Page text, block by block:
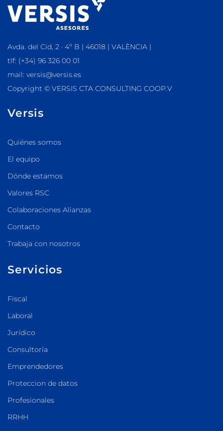
Avda. del Cid, 2 · 4º B | 46018 | VALÈNCIA |
tlf: (+34) 96 326 00 01
mail: versis@versis.es
Copyright © VERSIS CTA CONSULTING COOP.V
Versis
Quiénes somos
El equipo
Dónde estamos
Valores RSC
Colaboraciones Alianzas
Contacto
Trabaja con nosotros
Servicios
Fiscal
Laboral
Jurídico
Consultoría
Emprendedores
Proteccion de datos
Profesionales
RRHH